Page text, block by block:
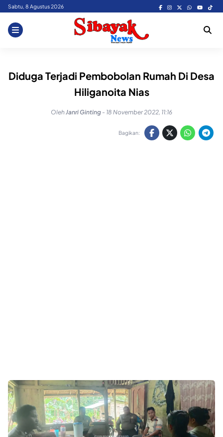
Skip
content
Sabtu, 8 Agustus 2026
Diduga Terjadi Pembobolan Rumah Di Desa
Hiliganoita Nias
OlehJanri Ginting - 18 November 2022, 11:16
Bagikan: